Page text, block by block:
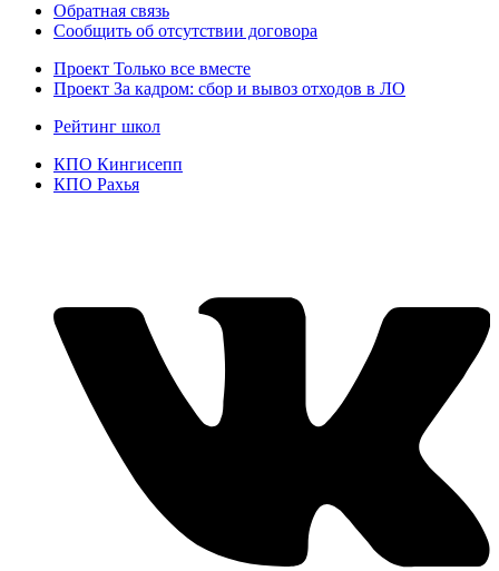
Обратная связь
Сообщить об отсутствии договора
Проект Только все вместе
Проект За кадром: сбор и вывоз отходов в ЛО
Рейтинг школ
КПО Кингисепп
КПО Рахья